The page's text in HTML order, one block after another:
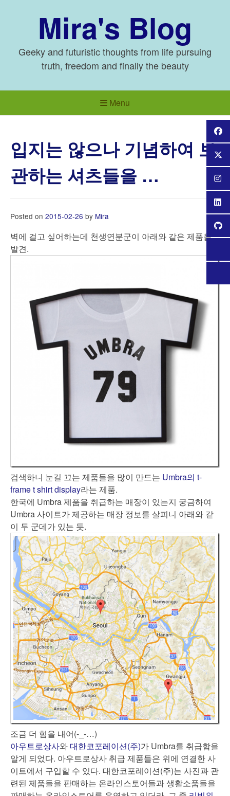
Mira's Blog
Geeky and futuristic thoughts from life pursuing
truth, freedom and finally the beauty
Menu
입지는 않으나 기념하여 보
관하는 셔츠들을 …
Posted on 2015-02-26 by Mira
벽에 걸고 싶어하는데 천생연분군이 아래와 같은 제품을
발견.
검색하니 눈길 끄는 제품들을 많이 만드는 Umbra의 t-
frame t shirt display라는 제품.
한국에 Umbra 제품을 취급하는 매장이 있는지 궁금하여
Umbra 사이트가 제공하는 매장 정보를 살피니 아래와 같
이 두 군데가 있는 듯.
조금 더 힘을 내어(-_-…)
아우트로상사와대한코포레이션(주)가 Umbra를 취급함을
알게 되었다. 아우트로상사 취급 제품들은 위에 연결한 사
이트에서 구입할 수 있다. 대한코포레이션(주)는 사진과 관
련된 제품들을 판매하는 온라인스토어들과 생활소품들을